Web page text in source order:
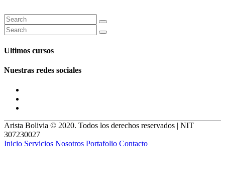
Ultimos cursos
Nuestras redes sociales
Arista Bolivia © 2020. Todos los derechos reservados | NIT
307230027
Inicio Servicios Nosotros Portafolio Contacto